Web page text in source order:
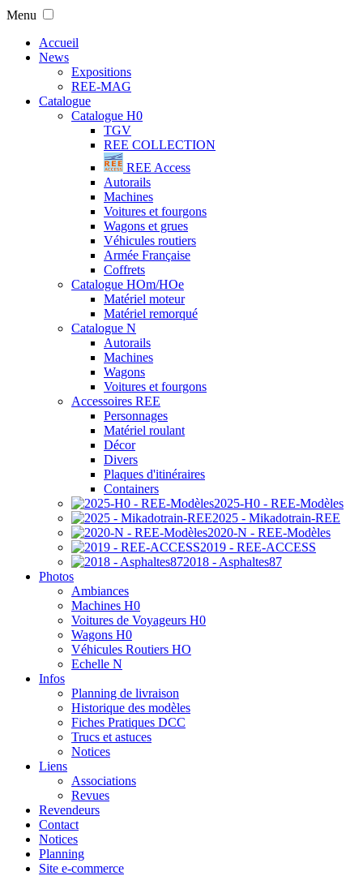
Menu
Accueil
News
Expositions
REE-MAG
Catalogue
Catalogue H0
TGV
REE COLLECTION
REE Access
Autorails
Machines
Voitures et fourgons
Wagons et grues
Véhicules routiers
Armée Française
Coffrets
Catalogue HOm/HOe
Matériel moteur
Matériel remorqué
Catalogue N
Autorails
Machines
Wagons
Voitures et fourgons
Accessoires REE
Personnages
Matériel roulant
Décor
Divers
Plaques d'itinéraires
Containers
2025-H0 - REE-Modèles
2025 - Mikadotrain-REE
2020-N - REE-Modèles
2019 - REE-ACCESS
2018 - Asphaltes87
Photos
Ambiances
Machines H0
Voitures de Voyageurs H0
Wagons H0
Véhicules Routiers HO
Echelle N
Infos
Planning de livraison
Historique des modèles
Fiches Pratiques DCC
Trucs et astuces
Notices
Liens
Associations
Revues
Revendeurs
Contact
Notices
Planning
Site e-commerce